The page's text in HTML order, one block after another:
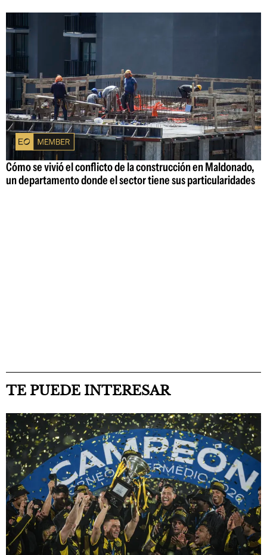
Cómo se vivió el conflicto de la construcción en Maldonado,
un departamento donde el sector tiene sus particularidades
TE PUEDE INTERESAR